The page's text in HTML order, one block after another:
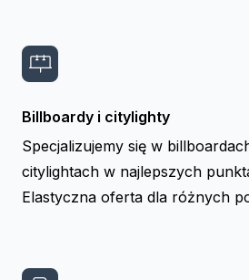
Billboardy i citylighty
Specjalizujemy się w
citylightach w najlepszych
Elastyczna oferta dla różnych